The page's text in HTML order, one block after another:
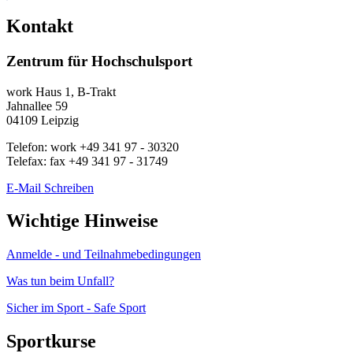
Kontakt
Zentrum für Hochschulsport
work Haus 1, B-Trakt
Jahnallee 59
04109 Leipzig
Telefon: work +49 341 97 - 30320
Telefax: fax +49 341 97 - 31749
E-Mail Schreiben
Wichtige Hinweise
Anmelde - und Teilnahmebedingungen
Was tun beim Unfall?
Sicher im Sport - Safe Sport
Sportkurse